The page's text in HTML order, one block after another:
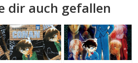
dir auch gefallen